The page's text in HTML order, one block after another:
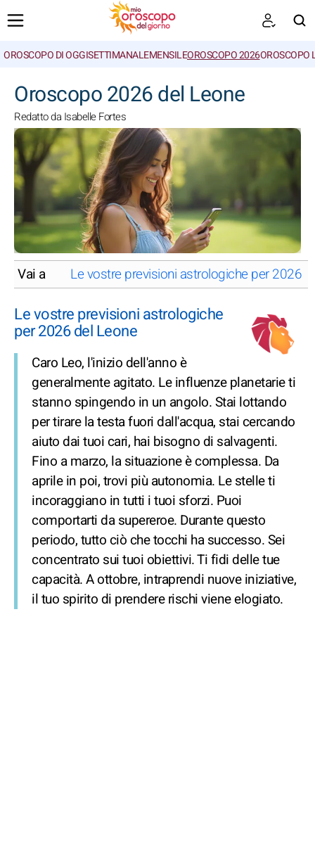
OROSCOPO DI OGGISETTIMANALEMENSILEOROSCOPO 2026OROSCOPO
Oroscopo 2026 del Leone
Redatto da Isabelle Fortes
Vai a Le vostre previsioni astrologiche per 2026
Le vostre previsioni astrologiche
per 2026 del Leone
Caro Leo, l'inizio dell'anno è
generalmente agitato. Le influenze planetarie ti
stanno spingendo in un angolo. Stai lottando
per tirare la testa fuori dall'acqua, stai cercando
aiuto dai tuoi cari, hai bisogno di salvagenti.
Fino a marzo, la situazione è complessa. Da
aprile in poi, trovi più autonomia. Le stelle ti
incoraggiano in tutti i tuoi sforzi. Puoi
comportarti da supereroe. Durante questo
periodo, tutto ciò che tocchi ha successo. Sei
concentrato sui tuoi obiettivi. Ti fidi delle tue
capacità. A ottobre, intraprendi nuove iniziative,
il tuo spirito di prendere rischi viene elogiato.